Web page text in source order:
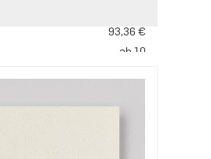
93,36 €
ab 10